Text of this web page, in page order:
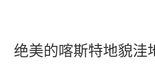
绝美的喀斯特地貌洼